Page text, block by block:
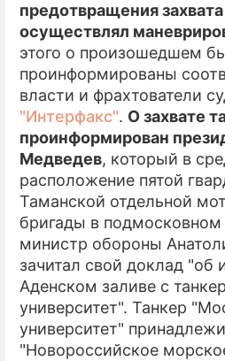
предотвращения
осуществлял
этого о произошедшем
проинформированы
власти и фрахтователи
"Интерфакс". О захвате
проинформирован
Медведев, который в
расположение пятой
Таманской отдельной
бригады в
министр обороны
зачитал свой доклад "об
Аденском заливе с
университет". Танкер
университет"
"Новороссийское